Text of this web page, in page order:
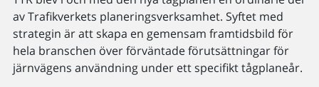
av Trafikverkets planeringsverksamhet. Syftet med
strategin är att skapa en gemensam framtidsbild för
hela branschen över förväntade förutsättningar för
järnvägens användning under ett specifikt tågplaneår.